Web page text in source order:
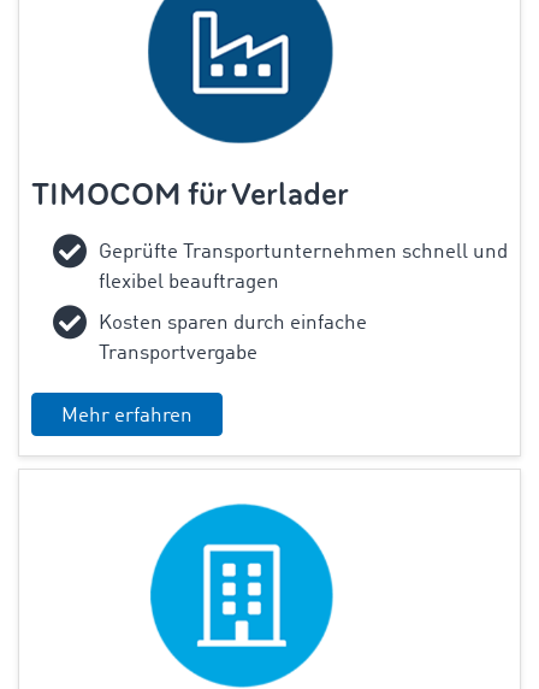
TIMOCOM für Verlader
Geprüfte Transportunternehmen schnell und
flexibel beauftragen
Kosten sparen durch einfache
Transportvergabe
Mehr erfahren